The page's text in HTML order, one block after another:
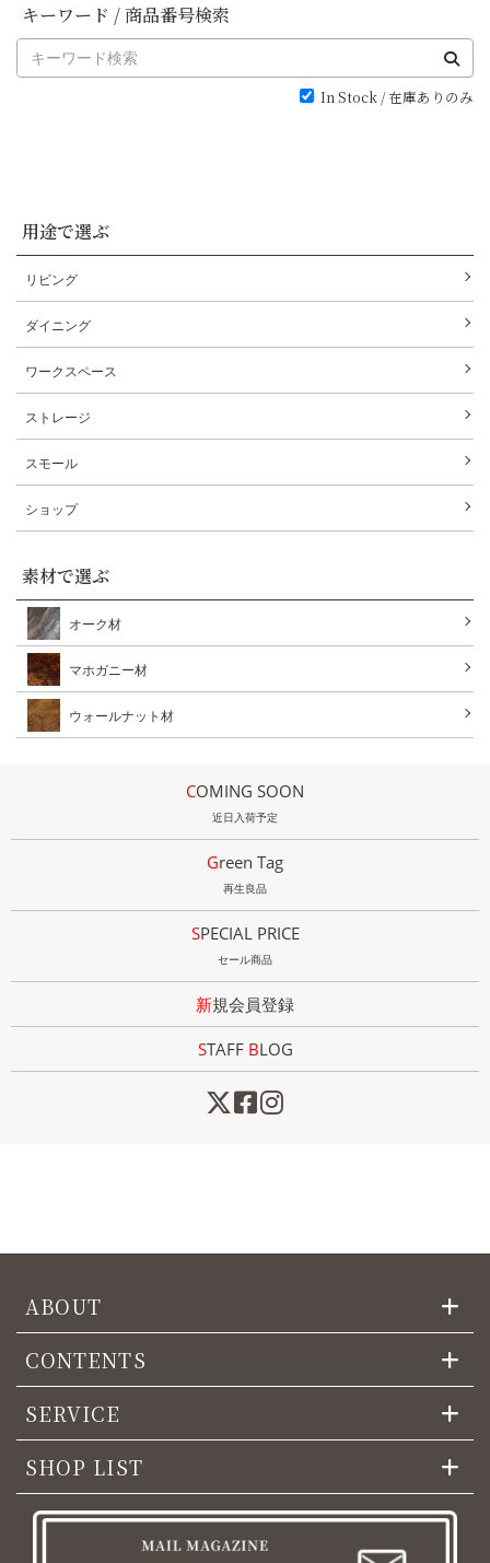
キーワード / 商品番号検索
In Stock / 在庫ありのみ
用途で選ぶ
リビング
ダイニング
ワークスペース
ストレージ
スモール
ショップ
素材で選ぶ
オーク材
マホガニー材
ウォールナット材
COMING SOON
近日入荷予定
Green Tag
再生良品
SPECIAL PRICE
セール商品
新規会員登録
STAFF BLOG
ABOUT
CONTENTS
SERVICE
SHOP LIST